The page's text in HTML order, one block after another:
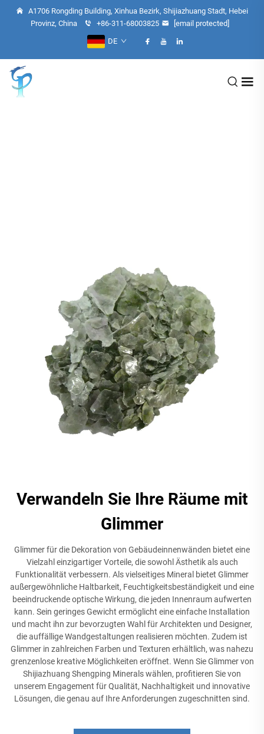
A1706 Rongding Building, Xinhua Bezirk, Shijiazhuang Stadt, Hebei
Provinz, China
+86-311-68003825
[email protected]
DE
Verwandeln Sie Ihre Räume mit
Glimmer
Glimmer für die Dekoration von Gebäudeinnenwänden bietet eine
Vielzahl einzigartiger Vorteile, die sowohl Ästhetik als auch
Funktionalität verbessern. Als vielseitiges Mineral bietet Glimmer
außergewöhnliche Haltbarkeit, Feuchtigkeitsbeständigkeit und eine
beeindruckende optische Wirkung, die jeden Innenraum aufwerten
kann. Sein geringes Gewicht ermöglicht eine einfache Installation
und macht ihn zur bevorzugten Wahl für Architekten und Designer,
die auffällige Wandgestaltungen realisieren möchten. Zudem ist
Glimmer in zahlreichen Farben und Texturen erhältlich, was nahezu
grenzenlose kreative Möglichkeiten eröffnet. Wenn Sie Glimmer von
Shijiazhuang Shengping Minerals wählen, profitieren Sie von
unserem Engagement für Qualität, Nachhaltigkeit und innovative
Lösungen, die genau auf Ihre Anforderungen zugeschnitten sind.